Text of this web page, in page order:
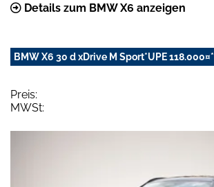
Details zum BMW X6 anzeigen
BMW X6 30 d xDrive M Sport*UPE 118.000¤*
Preis:
MWSt: